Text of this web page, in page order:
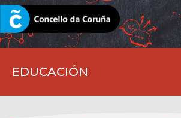
EDUCACIÓN
CORUNA.GAL